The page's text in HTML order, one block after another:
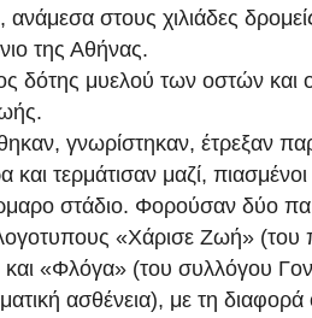
ανάμεσα στους χιλιάδες
της Αθήνας.
δότης μυελού των οστών και
γνωρίστηκαν, έτρεξαν
και τερμάτισαν μαζί, πιασμένοι
στάδιο. Φορούσαν δύο
«Χάρισε Ζωή» (του
«Φλόγα» (του συλλόγου
ασθένεια), με τη διαφορά